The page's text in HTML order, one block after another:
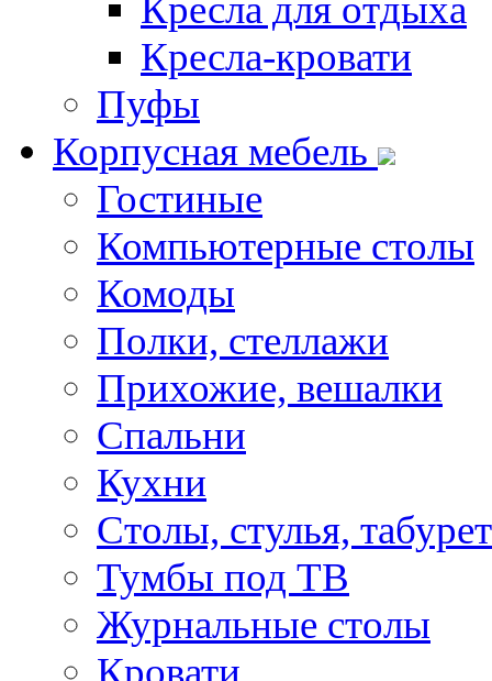
Кресла для отдыха
Кресла-кровати
Пуфы
Корпусная мебель
Гостиные
Компьютерные столы
Комоды
Полки, стеллажи
Прихожие, вешалки
Спальни
Кухни
Столы, стулья,
Тумбы под ТВ
Журнальные столы
Кровати